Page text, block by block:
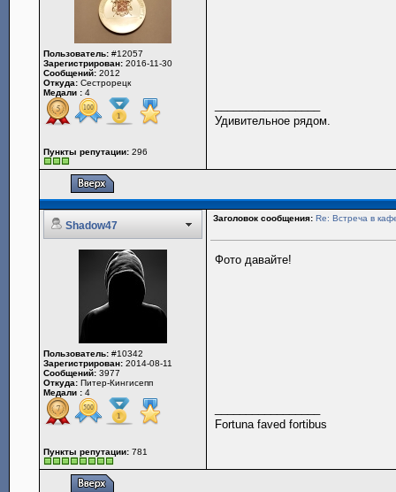
Пользователь: #12057
Зарегистрирован: 2016-11-30
Сообщений: 2012
Откуда: Сестрорецк
Медали : 4
Пункты репутации: 296
Удивительное рядом.
Shadow47
Заголовок сообщения: Re: Встреча в
Пользователь: #10342
Зарегистрирован: 2014-08-11
Сообщений: 3977
Откуда: Питер-Кингисепп
Медали : 4
Пункты репутации: 781
Фото давайте!
Fortuna faved fortibus